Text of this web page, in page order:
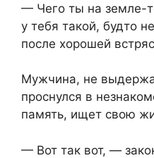
— Чего ты на земле-
у тебя такой, будто
после хорошей
Мужчина, не
проснулся в
память, ищет свою
— Вот так вот, —